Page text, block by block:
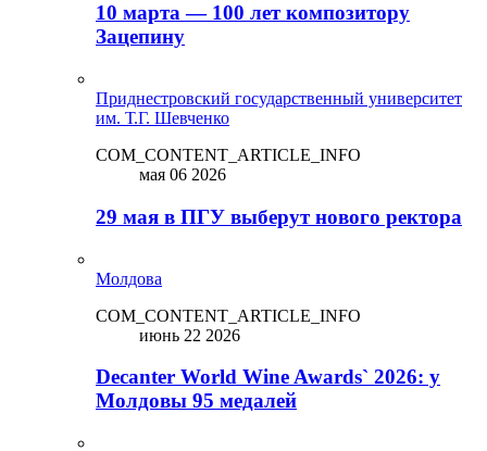
10 марта — 100 лет композитору
Зацепину
Приднестровский государственный университет
им. Т.Г. Шевченко
COM_CONTENT_ARTICLE_INFO
мая 06 2026
29 мая в ПГУ выберут нового ректора
Молдова
COM_CONTENT_ARTICLE_INFO
июнь 22 2026
Decanter World Wine Awards` 2026: у
Молдовы 95 медалей